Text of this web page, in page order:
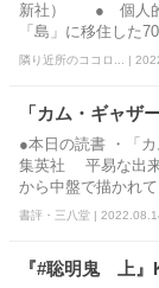
新社） ● 個人的
「島」に移住した70
隣り近所のココロ... |
「カム・ギャザ
●本日の読書 ・「
集英社 平易な出来
から中盤で描かれ
書評・三八堂 |
『#聡明鬼 上